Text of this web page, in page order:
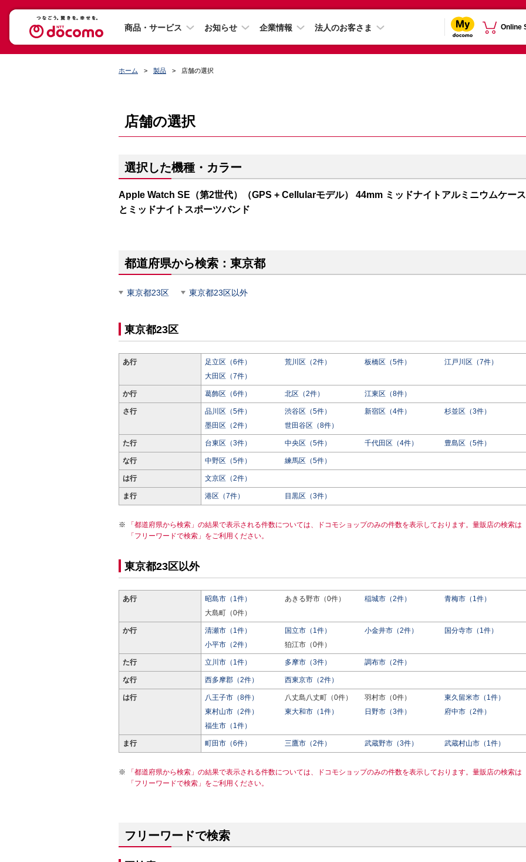
商品・サービス お知らせ 企業情報 法人のお客さま Online
ホーム 製品 店舗の選択
店舗の選択
選択した機種・カラー
Apple Watch SE（第2世代）（GPS + Cellularモデル） 44mm ミッドナイトアルミニウムケース
とミッドナイトスポーツバンド
都道府県から検索：東京都
東京都23区 東京都23区以外
東京都23区
あ行 足立区（6件） 荒川区（2件） 板橋区（5件）
江戸川区（7件）
大田区（7件）
か行 葛飾区（6件） 北区（2件） 江東区（8件）
さ行 品川区（5件） 渋谷区（5件） 新宿区（4件）
杉並区（3件）
墨田区（2件）
世田谷区（8件）
た行 台東区（3件） 中央区（5件） 千代田区（4件） 豊島区（5件）
な行 中野区（5件） 練馬区（5件）
は行 文京区（2件）
ま行 港区（7件） 目黒区（3件）
「都道府県から検索」の結果で表示される件数については、ドコモショップのみの件数を表示しております。量販店の検索は
「フリーワードで検索」をご利用ください。
東京都23区以外
あ行 昭島市（1件） あきる野市（0件） 稲城市（2件）
青梅市（1件）
大島町（0件）
か行 清瀬市（1件） 国立市（1件） 小金井市（2件）
国分寺市（1件）
小平市（2件）
狛江市（0件）
た行 立川市（1件） 多摩市（3件） 調布市（2件）
な行 西多摩郡（2件） 西東京市（2件）
は行 八王子市（8件） 八丈島八丈町（0件） 羽村市（0件）
東久留米市（1件）
東村山市（2件）
東大和市（1件） 日野市（3件）
府中市（2件）
福生市（1件）
ま行 町田市（6件） 三鷹市（2件） 武蔵野市（3件） 武蔵村山市（1件）
「都道府県から検索」の結果で表示される件数については、ドコモショップのみの件数を表示しております。量販店の検索は
「フリーワードで検索」をご利用ください。
フリーワードで検索